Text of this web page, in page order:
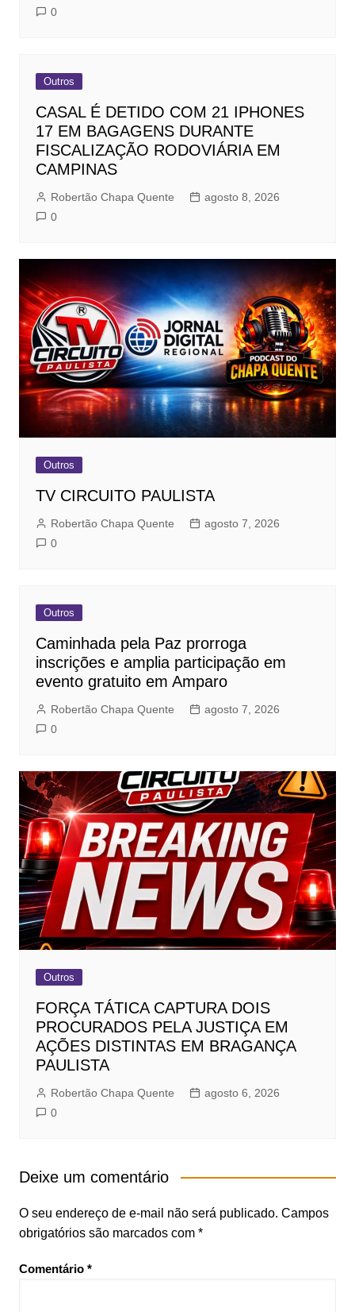
0
Outros
CASAL É DETIDO COM 21 IPHONES
17 EM BAGAGENS DURANTE
FISCALIZAÇÃO RODOVIÁRIA EM
CAMPINAS
Robertão Chapa Quente
agosto 8, 2026
0
Outros
TV CIRCUITO PAULISTA
Robertão Chapa Quente
agosto 7, 2026
0
Outros
Caminhada pela Paz prorroga
inscrições e amplia participação em
evento gratuito em Amparo
Robertão Chapa Quente
agosto 7, 2026
0
Outros
FORÇA TÁTICA CAPTURA DOIS
PROCURADOS PELA JUSTIÇA EM
AÇÕES DISTINTAS EM BRAGANÇA
PAULISTA
Robertão Chapa Quente
agosto 6, 2026
0
Deixe um comentário
O seu endereço de e-mail não será publicado. Campos
obrigatórios são marcados com *
Comentário *